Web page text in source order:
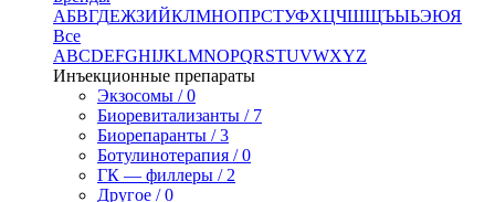
АБВГДЕЖЗИЙКЛМНОПРСТУФХЦЧШЩЪЫЬЭЮЯ
Все
ABCDEFGHIJKLMNOPQRSTUVWXYZ
Инъекционные препараты
Экзосомы / 0
Биоревитализанты / 7
Биорепаранты / 3
Ботулинотерапия / 0
ГК — филлеры / 2
Другое / 0